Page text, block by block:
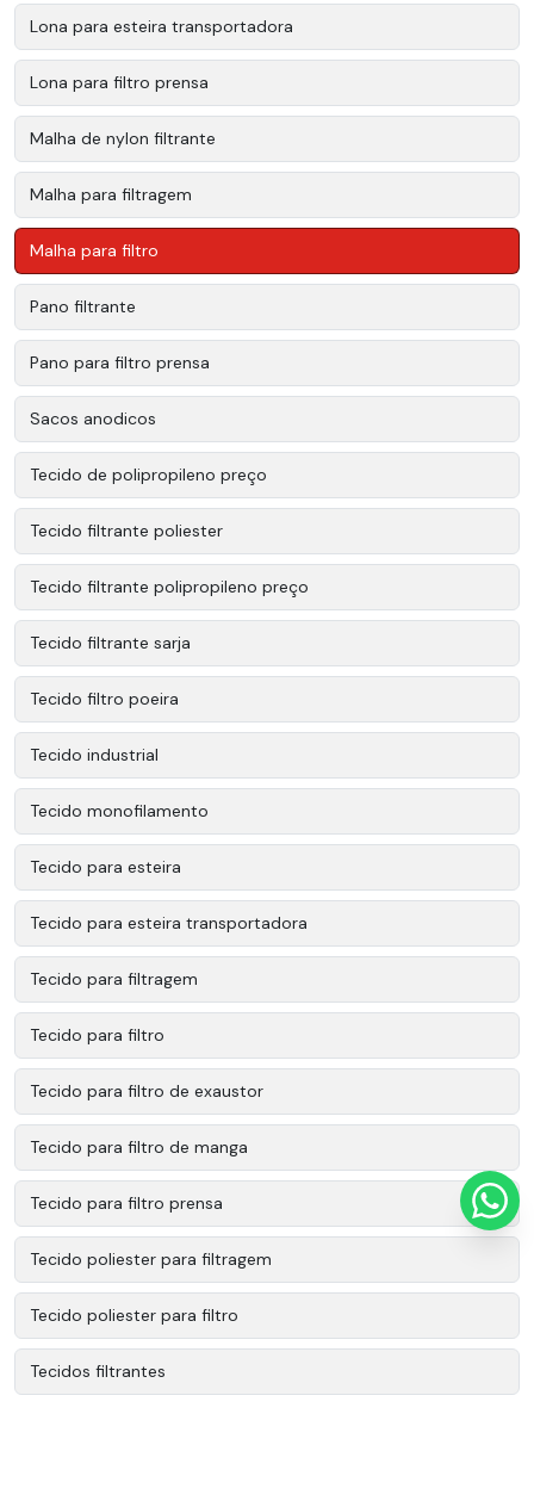
Lona para esteira transportadora
Lona para filtro prensa
Malha de nylon filtrante
Malha para filtragem
Malha para filtro
Pano filtrante
Pano para filtro prensa
Sacos anodicos
Tecido de polipropileno preço
Tecido filtrante poliester
Tecido filtrante polipropileno preço
Tecido filtrante sarja
Tecido filtro poeira
Tecido industrial
Tecido monofilamento
Tecido para esteira
Tecido para esteira transportadora
Tecido para filtragem
Tecido para filtro
Tecido para filtro de exaustor
Tecido para filtro de manga
Tecido para filtro prensa
Tecido poliester para filtragem
Tecido poliester para filtro
Tecidos filtrantes